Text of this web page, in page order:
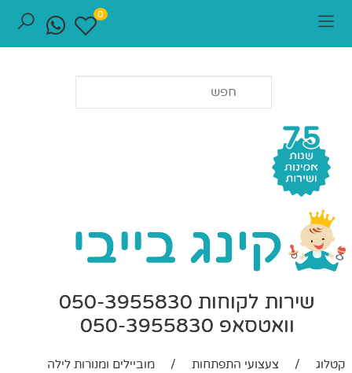
שירות לקוחות 050-3955830
וואטסאפ 050-3955830
0
קטלוג / צעצועי התפתחות / מוביילים ומנורות לילה